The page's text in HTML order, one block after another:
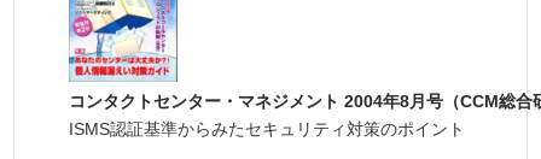
コンタクトセンター・マネジメント 2004年8月号（CCM総合
ISMS認証基準からみたセキュリティ対策のポイント